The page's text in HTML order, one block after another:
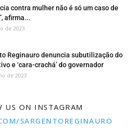
contra mulher não é só um caso de
afirma...
de 2023
Reginauro denuncia subutilização do
e ‘cara-crachá’ do governador
de 2023
US ON INSTAGRAM
SARGENTOREGINAURO